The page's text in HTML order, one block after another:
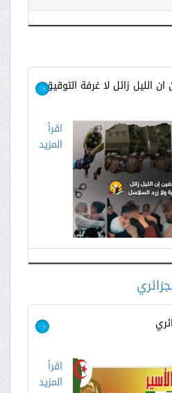
اقرأ
الليل زائل لا غرفة التوقيق>
اقرأ
المزيد
>
اقرأ
المزيد